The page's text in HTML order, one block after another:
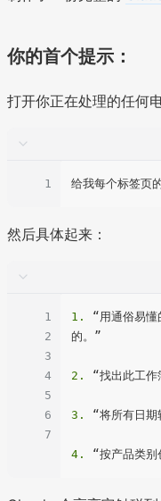
你的首个提示：
打开你正在处理的任何
1
然后具体起来：
1
2
3
4
5
6
7
1.
“用通俗易
的。”
2. “找出此工
3. “将所有日
4.